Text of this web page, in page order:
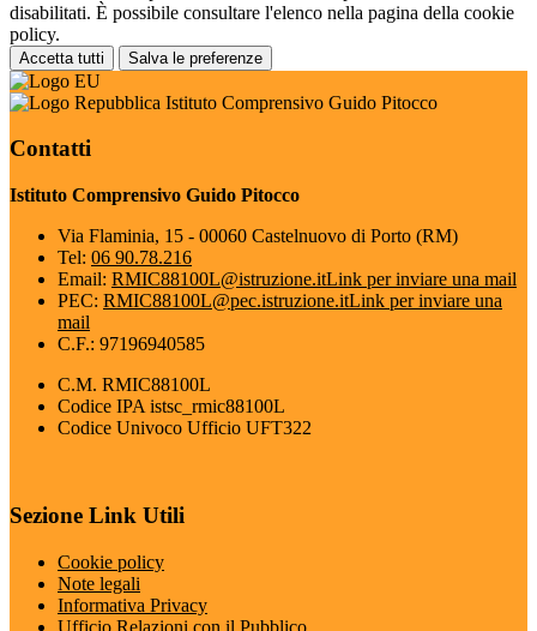
disabilitati. È possibile consultare l'elenco nella pagina della cookie
policy.
Accetta tutti Salva le preferenze
Istituto Comprensivo Guido Pitocco
Contatti
Istituto Comprensivo Guido Pitocco
Via Flaminia, 15 - 00060 Castelnuovo di Porto (RM)
Tel: 06 90.78.216
Email: RMIC88100L@istruzione.itLink per inviare una mail
PEC: RMIC88100L@pec.istruzione.itLink per inviare una
mail
C.F.: 97196940585
C.M. RMIC88100L
Codice IPA istsc_rmic88100L
Codice Univoco Ufficio UFT322
Sezione Link Utili
Cookie policy
Note legali
Informativa Privacy
Ufficio Relazioni con il Pubblico